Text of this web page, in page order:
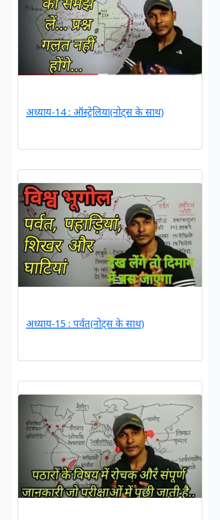
अध्याय-14 : ऑस्ट्रेलिया(नोट्स के साथ)
अध्याय-15 : पर्वत(नोट्स के साथ)